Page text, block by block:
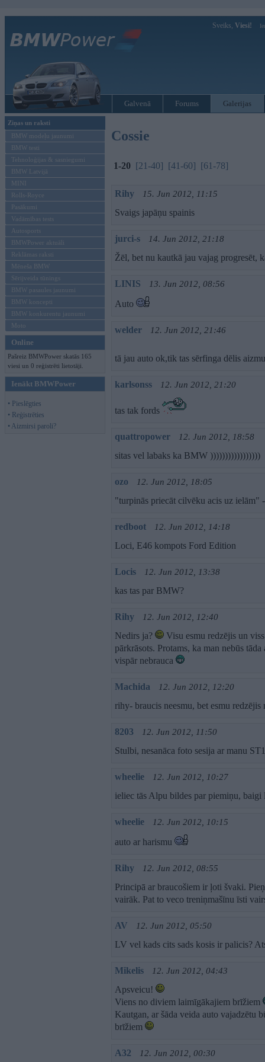
Sveiks, Viesi!
Galvenā Forums Galerijas
Ziņas un raksti
BMW modeļu jaunumi
BMW testi
Tehnoloģijas & sasniegumi
BMW Latvijā
MINI
Rolls-Royce
Pasākumi
Vadāmības tests
Autosports
BMWPower aktuāli
Reklāmas raksti
Mēneša BMW
Sērijveida tūnings
BMW pasaules jaunumi
BMW koncepti
BMW konkurentu jaunumi
Moto
Online
Pašreiz BMWPower skatās 165
viesi un 0 reģistrēti lietotāji.
Ienākt BMWPower
• Pieslēgties
• Reģistrēties
• Aizmirsi paroli?
Cossie
1-20 [21-40] [41-60] [61-78]
Rihy 15. Jun 2012, 11:15
Svaigs japāņu spainis
jurci-s 14. Jun 2012, 21:18
Žēl, bet nu kautkā jau vajag progresēt,
LINIS 13. Jun 2012, 08:56
Auto
welder 12. Jun 2012, 21:46
tā jau auto ok,tik tas sērfinga dēlis
karlsonss 12. Jun 2012, 21:20
tas tak fords
quattropower 12. Jun 2012, 18:58
sitas vel labaks ka BMW )))))))))))))))))
ozo 12. Jun 2012, 18:05
"turpinās priecāt cilvēku acis uz ielām"
redboot 12. Jun 2012, 14:18
Loci, E46 kompots Ford Edition
Locis 12. Jun 2012, 13:38
kas tas par BMW?
Rihy 12. Jun 2012, 12:40
Nedirs ja?
Visu esmu redzējis un
pārkrāsots. Protams, ka man nebūs
vispār nebrauca
Machida 12. Jun 2012, 12:20
rihy- braucis neesmu, bet esmu
8203 12. Jun 2012, 11:50
Stulbi, nesanāca foto sesija ar manu
wheelie 12. Jun 2012, 10:27
ieliec tās Alpu bildes par piemiņu, baigi
wheelie 12. Jun 2012, 10:15
auto ar harismu
Rihy 12. Jun 2012, 08:55
Principā ar braucošiem ir ļoti švaki.
vairāk. Pat to veco treniņmašīnu īsti
AV 12. Jun 2012, 05:50
LV vel kads cits sads kosis ir palicis?
Mikelis 12. Jun 2012, 04:43
Apsveicu!
Viens no diviem laimīgākajiem brīžiem
Kautgan, ar šāda veida auto vajadzētu
brīžiem
A32 12. Jun 2012, 00:30